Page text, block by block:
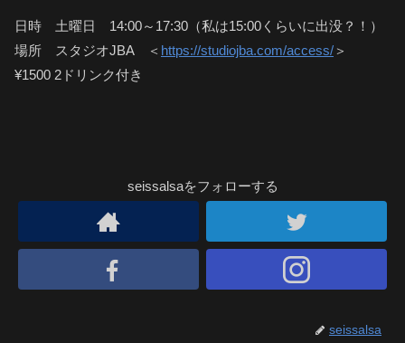
日時 土曜日 14:00～17:30（私は15:00くらいに出没？！）
場所 スタジオJBA ＜ https://studiojba.com/access/＞
¥1500 2ドリンク付き
seissalsaをフォローする
seissalsa